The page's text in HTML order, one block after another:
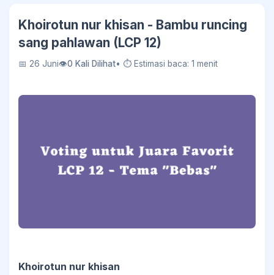
Khoirotun nur khisan - Bambu runcing
sang pahlawan (LCP 12)
📅 26 Juni👁0 Kali Dilihat• ⏱ Estimasi baca: 1 menit
Khoirotun nur khisan